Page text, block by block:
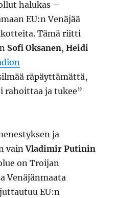
halukas –
EU:n Venäjää
Tämä riitti
Sofi Oksanen,Heidi
räpäyttämättä,
rahoittaa ja tukee”
ja
vainVladimir Putinin
on Troijan
Venäjänmaata
EU:n